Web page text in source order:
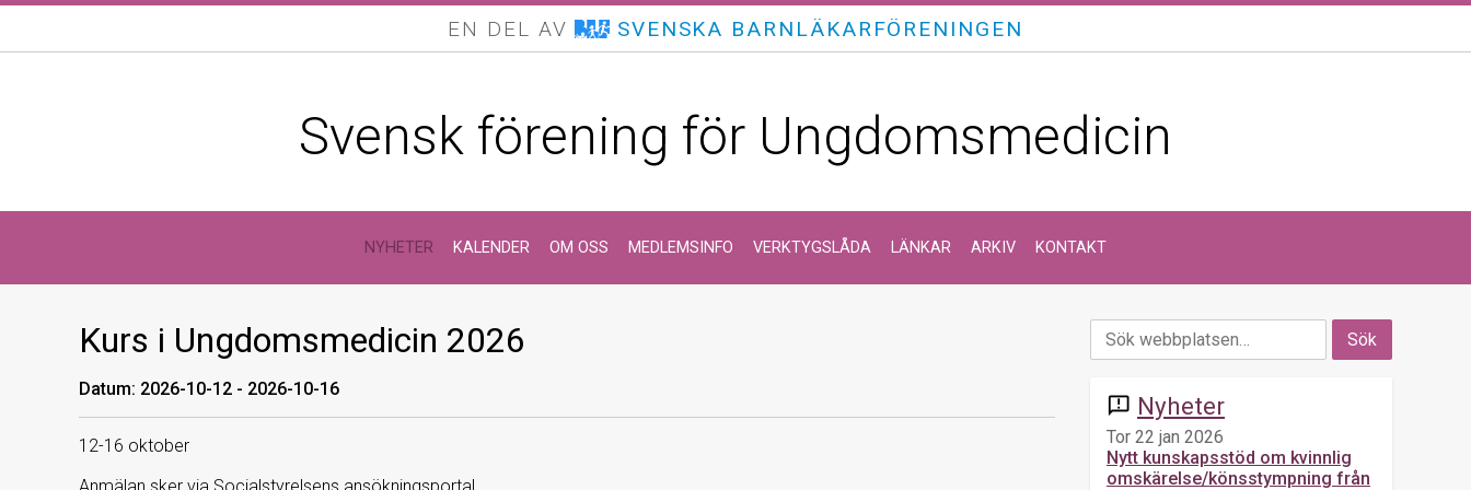
EN DEL AV SVENSKA BARNLÄKARFÖRENINGEN
Svensk förening för Ungdomsmedicin
NYHETER KALENDER OM OSS MEDLEMSINFO VERKTYGSLÅDA LÄNKAR ARKIV KONTAKT
Kurs i Ungdomsmedicin 2026
Datum: 2026-10-12 - 2026-10-16
12-16 oktober
announcement Nyheter
Tor 22 jan 2026
Nytt kunskapsstöd om kvinnlig
omskärelse/könsstympning från